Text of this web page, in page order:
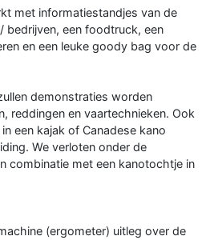
met informatiestandjes van de
bedrijven, een foodtruck, een
en een leuke goody bag voor de
demonstraties worden
reddingen en vaartechnieken. Ook
een kajak of Canadese kano
We verloten onder de
combinatie met een kanotochtje in
(ergometer) uitleg over de